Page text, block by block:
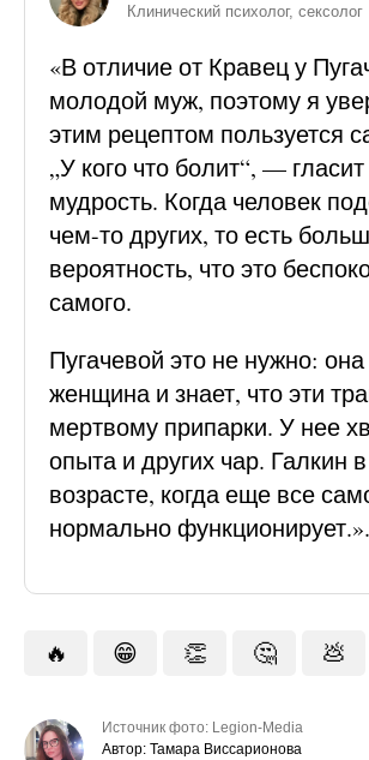
Клинический психолог, сексолог
«В отличие от Кравец у
молодой муж, поэтому я
этим рецептом пользуется
„У кого что болит“, —
мудрость. Когда человек
чем-то других, то есть
вероятность, что это
самого.
Пугачевой это не нужно:
женщина и знает, что эти
мертвому припарки. У нее
опыта и других чар. Галкин
возрасте, когда еще все
нормально функционирует.».
🔥 😁 👏 🤔 💩
Источник фото: Legion-Media
Автор: Тамара Виссарионова